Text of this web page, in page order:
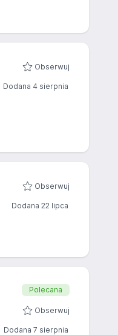
Obserwuj
Dodana 4 sierpnia
Obserwuj
Dodana 22 lipca
Polecana
Obserwuj
Dodana 7 sierpnia